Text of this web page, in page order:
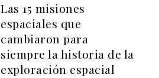
Las 15 misiones
espaciales que
cambiaron para
siempre la historia de la
exploración espacial